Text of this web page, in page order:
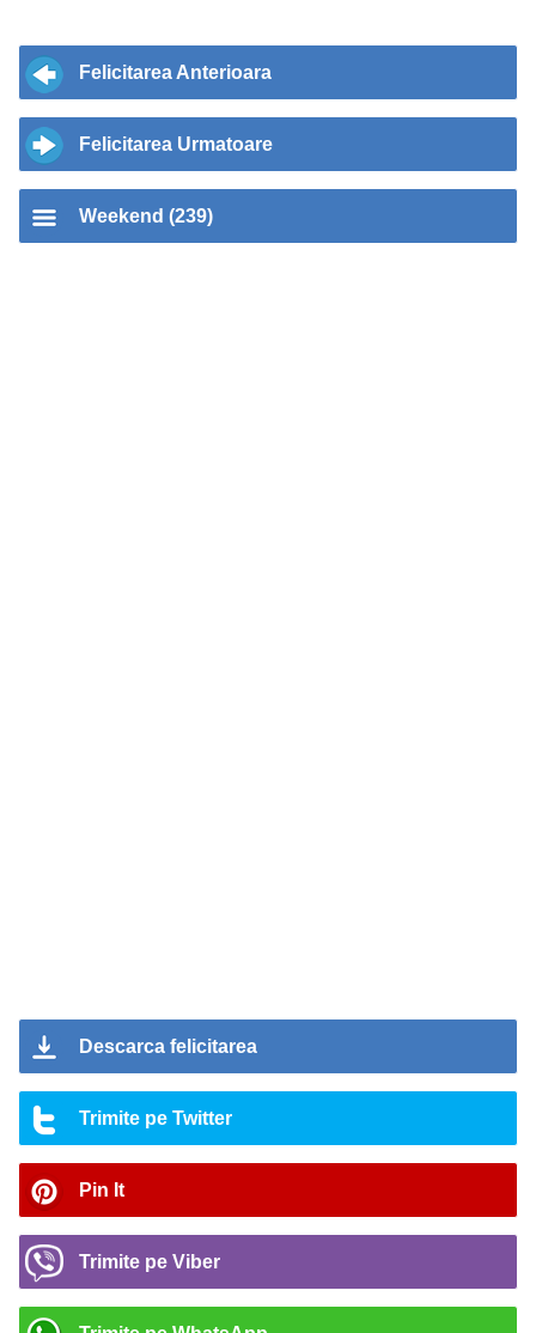
Felicitarea Anterioara
Felicitarea Urmatoare
Weekend (239)
Descarca felicitarea
Trimite pe Twitter
Pin It
Trimite pe Viber